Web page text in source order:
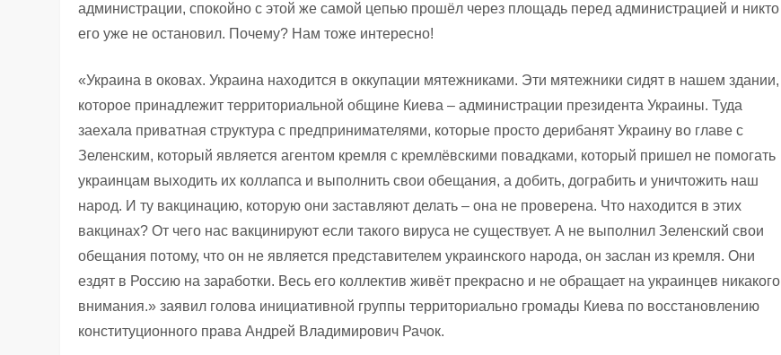
администрации, спокойно с этой же самой цепью прошёл через площадь перед администрацией и никто
его уже не остановил. Почему? Нам тоже интересно!
«Украина в оковах. Украина находится в оккупации мятежниками. Эти мятежники сидят в нашем здании,
которое принадлежит территориальной общине Киева – администрации президента Украины. Туда
заехала приватная структура с предпринимателями, которые просто дерибанят Украину во главе с
Зеленским, который является агентом кремля с кремлёвскими повадками, который пришел не помогать
украинцам выходить их коллапса и выполнить свои обещания, а добить, дограбить и уничтожить наш
народ. И ту вакцинацию, которую они заставляют делать – она не проверена. Что находится в этих
вакцинах? От чего нас вакцинируют если такого вируса не существует. А не выполнил Зеленский свои
обещания потому, что он не является представителем украинского народа, он заслан из кремля. Они
ездят в Россию на заработки. Весь его коллектив живёт прекрасно и не обращает на украинцев никакого
внимания.» заявил голова инициативной группы территориально громады Киева по восстановлению
конституционного права Андрей Владимирович Рачок.